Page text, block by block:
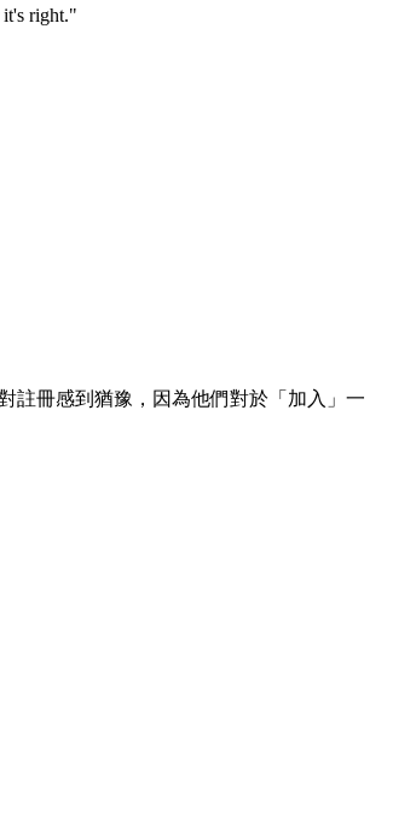
it's right."
註冊感到猶豫，因為他們對於「加入」一